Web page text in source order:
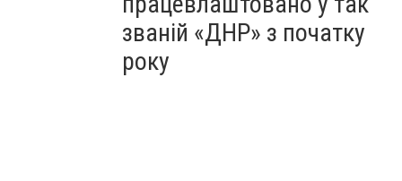
званій «ДНР» з початку
року